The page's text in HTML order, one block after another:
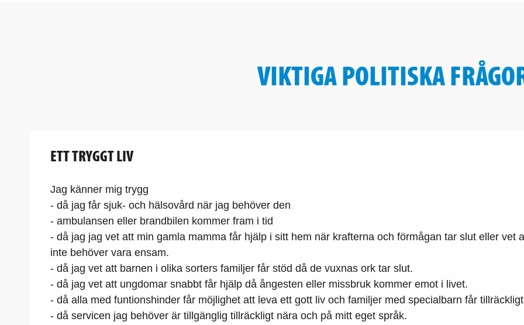
VIKTIGA POLITISKA
ETT TRYGGT LIV
Jag känner mig trygg
- då jag får sjuk- och hälsovård när jag behöver den
- ambulansen eller brandbilen kommer fram i tid
- då jag jag vet att min gamla mamma får hjälp i sitt hem när krafterna och förmågan tar slut eller vet
inte behöver vara ensam.
- då jag vet att barnen i olika sorters familjer får stöd då de vuxnas ork tar slut.
- då jag vet att ungdomar snabbt får hjälp då ångesten eller missbruk kommer emot i livet.
- då alla med funtionshinder får möjlighet att leva ett gott liv och familjer med specialbarn får
- då servicen jag behöver är tillgänglig tillräckligt nära och på mitt eget språk.